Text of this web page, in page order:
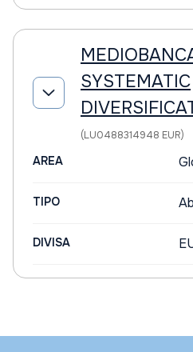
SYSTEMATIC
(LU0488314948 EUR)
AREA
TIPO
DIVISA